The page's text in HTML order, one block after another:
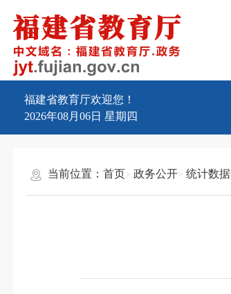
福建省教育厅欢迎您！
2026年08月06日 星期四
当前位置：首页 政务公开 统计数据